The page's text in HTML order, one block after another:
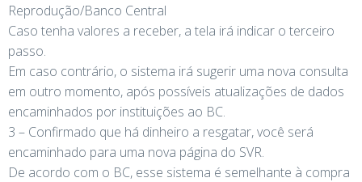
Reprodução/Banco Central
Caso tenha valores a receber, a tela irá indicar o terceiro
passo.
Em caso contrário, o sistema irá sugerir uma nova consulta
em outro momento, após possíveis atualizações de dados
encaminhados por instituições ao BC.
3 – Confirmado que há dinheiro a resgatar, você será
encaminhado para uma nova página do SVR.
De acordo com o BC, esse sistema é semelhante à compra